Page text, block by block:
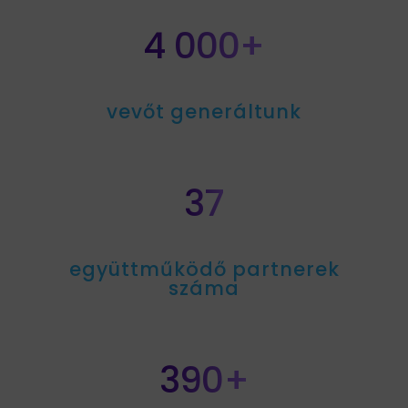
4 000+
vevőt generáltunk
37
együttműködő partnerek
száma
390+